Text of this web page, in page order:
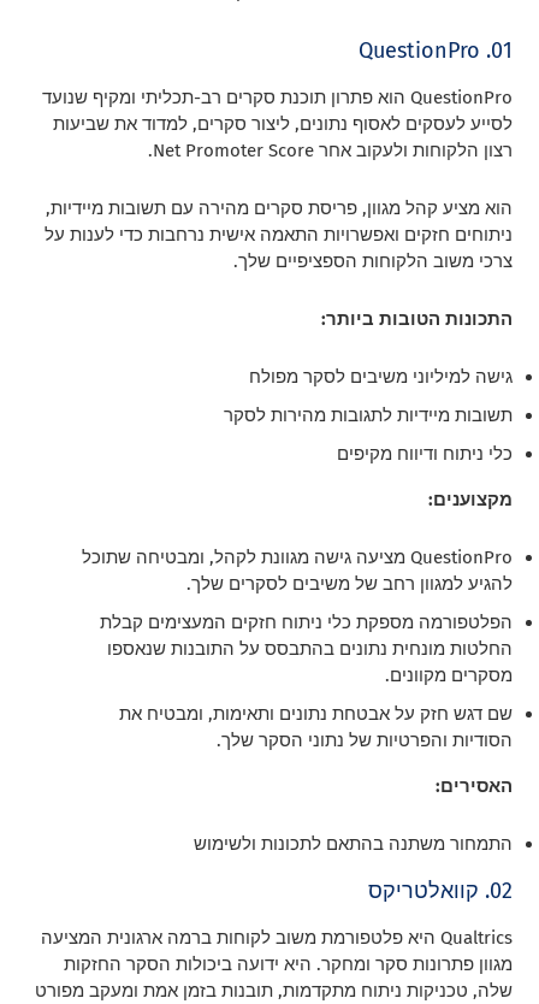
01. QuestionPro
QuestionPro הוא פתרון תוכנת סקרים רב-תכליתי ומקיף שנועד
לסייע לעסקים לאסוף נתונים, ליצור סקרים, למדוד את שביעות
רצון הלקוחות ולעקוב אחר Net Promoter Score.
הוא מציע קהל מגוון, פריסת סקרים מהירה עם תשובות מיידיות,
ניתוחים חזקים ואפשרויות התאמה אישית נרחבות כדי לענות על
צרכי משוב הלקוחות הספציפיים שלך.
התכונות הטובות ביותר:
גישה למיליוני משיבים לסקר מפולח
תשובות מיידיות לתגובות מהירות לסקר
כלי ניתוח ודיווח מקיפים
מקצוענים:
QuestionPro מציעה גישה מגוונת לקהל, ומבטיחה שתוכל
להגיע למגוון רחב של משיבים לסקרים שלך.
הפלטפורמה מספקת כלי ניתוח חזקים המעצימים קבלת
החלטות מונחית נתונים בהתבסס על התובנות שנאספו
מסקרים מקוונים.
שם דגש חזק על אבטחת נתונים ותאימות, ומבטיח את
הסודיות והפרטיות של נתוני הסקר שלך.
האסירים:
התמחור משתנה בהתאם לתכונות ולשימוש
02. קוואלטריקס
Qualtrics היא פלטפורמת משוב לקוחות ברמה ארגונית המציעה
מגוון פתרונות סקר ומחקר. היא ידועה ביכולות הסקר החזקות
שלה, טכניקות ניתוח מתקדמות, תובנות בזמן אמת ומעקב מפורט